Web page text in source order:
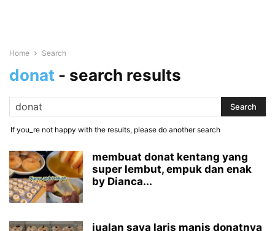
Home Search
donat - search results
If you_re not happy with the results, please do another search
membuat donat kentang yang
super lembut, empuk dan enak
by Dianca...
jualan saya laris manis donatnya